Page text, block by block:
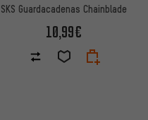
en 23 reseñas
SKS Guardacadenas Chainblade
10,99€